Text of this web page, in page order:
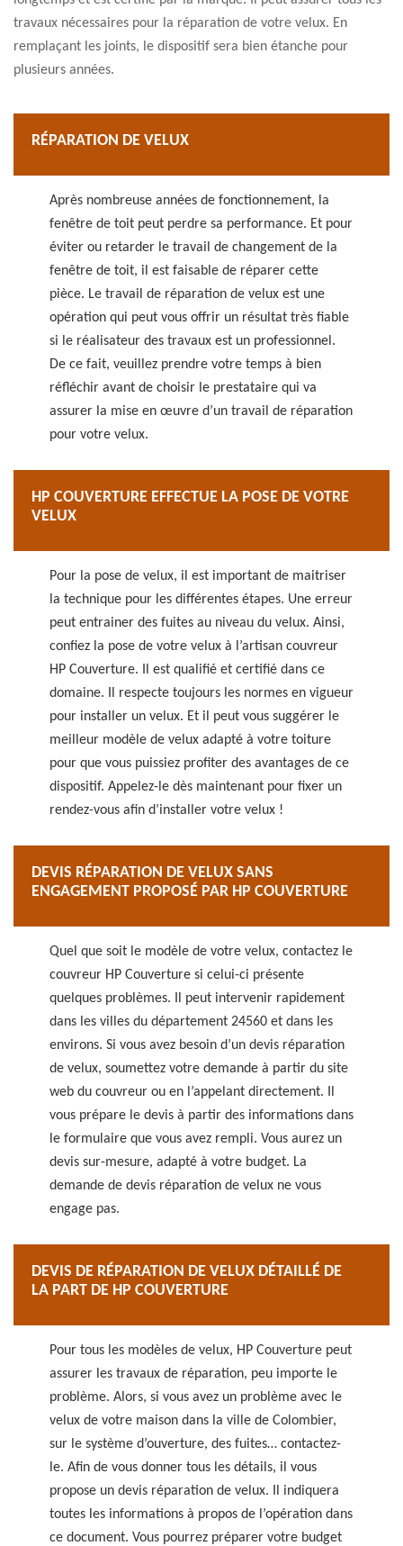
travaux nécessaires pour la réparation de votre velux. En
remplaçant les joints, le dispositif sera bien étanche pour
plusieurs années.
RÉPARATION DE VELUX
Après nombreuse années de fonctionnement, la
fenêtre de toit peut perdre sa performance. Et pour
éviter ou retarder le travail de changement de la
fenêtre de toit, il est faisable de réparer cette
pièce. Le travail de réparation de velux est une
opération qui peut vous offrir un résultat très fiable
si le réalisateur des travaux est un professionnel.
De ce fait, veuillez prendre votre temps à bien
réfléchir avant de choisir le prestataire qui va
assurer la mise en œuvre d’un travail de réparation
pour votre velux.
HP COUVERTURE EFFECTUE LA POSE DE VOTRE
VELUX
Pour la pose de velux, il est important de maitriser
la technique pour les différentes étapes. Une erreur
peut entrainer des fuites au niveau du velux. Ainsi,
confiez la pose de votre velux à l’artisan couvreur
HP Couverture. Il est qualifié et certifié dans ce
domaine. Il respecte toujours les normes en vigueur
pour installer un velux. Et il peut vous suggérer le
meilleur modèle de velux adapté à votre toiture
pour que vous puissiez profiter des avantages de ce
dispositif. Appelez-le dès maintenant pour fixer un
rendez-vous afin d’installer votre velux !
DEVIS RÉPARATION DE VELUX SANS
ENGAGEMENT PROPOSÉ PAR HP COUVERTURE
Quel que soit le modèle de votre velux, contactez le
couvreur HP Couverture si celui-ci présente
quelques problèmes. Il peut intervenir rapidement
dans les villes du département 24560 et dans les
environs. Si vous avez besoin d’un devis réparation
de velux, soumettez votre demande à partir du site
web du couvreur ou en l’appelant directement. Il
vous prépare le devis à partir des informations dans
le formulaire que vous avez rempli. Vous aurez un
devis sur-mesure, adapté à votre budget. La
demande de devis réparation de velux ne vous
engage pas.
DEVIS DE RÉPARATION DE VELUX DÉTAILLÉ DE
LA PART DE HP COUVERTURE
Pour tous les modèles de velux, HP Couverture peut
assurer les travaux de réparation, peu importe le
problème. Alors, si vous avez un problème avec le
velux de votre maison dans la ville de Colombier,
sur le système d’ouverture, des fuites… contactez-
le. Afin de vous donner tous les détails, il vous
propose un devis réparation de velux. Il indiquera
toutes les informations à propos de l’opération dans
ce document. Vous pourrez préparer votre budget